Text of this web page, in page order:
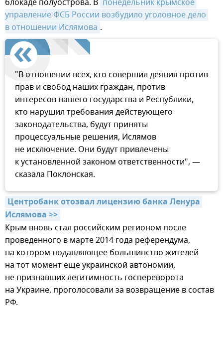
блокаде полуострова. В понедельник крымское
управление ФСБ России возбудило уголовное дело
в отношении Ислямова .
"В отношении всех, кто совершил деяния против
прав и свобод наших граждан, против
интересов нашего государства и Республики,
кто нарушил требования действующего
законодательства, будут приняты
процессуальные решения, Ислямов
не исключение. Они будут привлечены
к установленной законом ответственности", —
сказала Поклонская.
Центробанк отозвал лицензию банка Ленура
Ислямова >>
Крым вновь стал российским регионом после
проведенного в марте 2014 года референдума,
на котором подавляющее большинство жителей
на тот момент еще украинской автономии,
не признавших легитимность госпереворота
на Украине, проголосовали за возвращение в состав
РФ.